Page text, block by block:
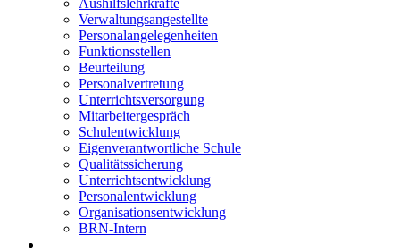
Aushilfslehrkräfte
Verwaltungsangestellte
Personalangelegenheiten
Funktionsstellen
Beurteilung
Personalvertretung
Unterrichtsversorgung
Mitarbeitergespräch
Schulentwicklung
Eigenverantwortliche Schule
Qualitätssicherung
Unterrichtsentwicklung
Personalentwicklung
Organisationsentwicklung
BRN-Intern